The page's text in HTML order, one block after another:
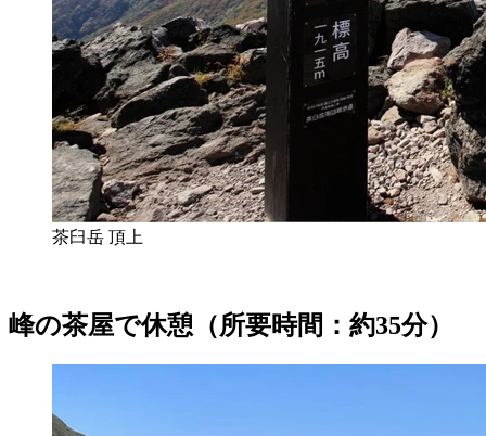
茶臼岳 頂上
峰の茶屋で休憩（所要時間：約35分）